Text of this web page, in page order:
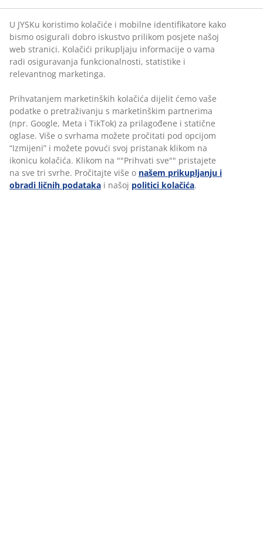
SVAKODNEVICA NA
U JYSKu koristimo kolačiće i mobilne identifikatore kako
bismo osigurali dobro iskustvo prilikom posjete našoj
web stranici. Kolačići prikupljaju informacije o vama
radi osiguravanja funkcionalnosti, statistike i
relevantnog marketinga.
Prihvatanjem marketinških kolačića dijelit ćemo vaše
podatke o pretraživanju s marketinškim partnerima
(npr. Google, Meta i TikTok) za prilagođene i statične
oglase. Više o svrhama možete pročitati pod opcijom
“Izmijeni” i možete povući svoj pristanak klikom na
ikonicu kolačića. Klikom na ""Prihvati sve"" pristajete
na sve tri svrhe. Pročitajte više o našem prikupljanju i
obradi ličnih podataka i našoj politici kolačića.